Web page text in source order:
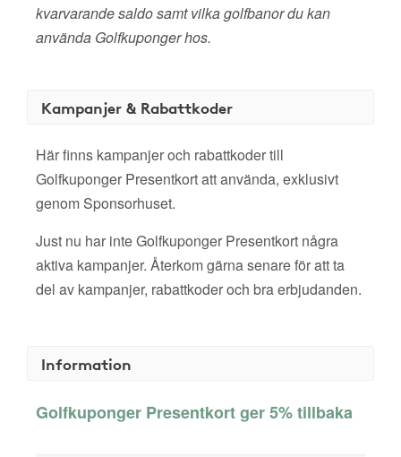
kvarvarande saldo samt vilka golfbanor du kan
använda Golfkuponger hos.
Kampanjer & Rabattkoder
Här finns kampanjer och rabattkoder till
Golfkuponger Presentkort att använda, exklusivt
genom Sponsorhuset.
Just nu har inte Golfkuponger Presentkort några
aktiva kampanjer. Återkom gärna senare för att ta
del av kampanjer, rabattkoder och bra erbjudanden.
Information
Golfkuponger Presentkort ger 5% tillbaka